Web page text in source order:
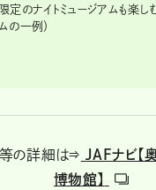
のナイトミュージアムも楽し
の一例）
の詳細は⇒ JAFナビ【
博物館】